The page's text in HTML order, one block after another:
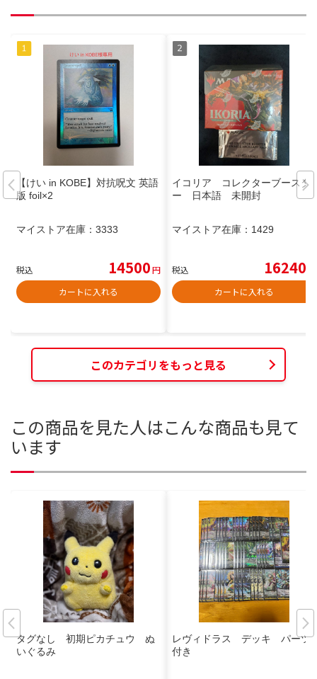
【けい in KOBE】対抗呪文 英語
版 foil×2
マイストア在庫： 3333
税込 14500円
カートに入れる
イコリア コレクターブースタ
ー 日本語 未開封
マイストア在庫： 1429
税込 16240
カートに入れる
このカテゴリをもっと見る
この商品を見た人はこんな商品も見て
います
タグなし 初期ピカチュウ ぬ
いぐるみ
レヴィドラス デッキ パーツ
付き